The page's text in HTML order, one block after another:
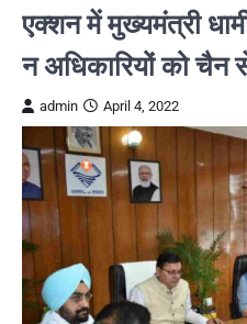
एक्शन में मुख्यमंत्री
न अधिकारियों को चैन
admin April 4, 2022